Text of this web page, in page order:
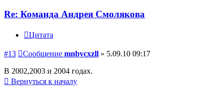
Re: Команда Андрея Смолякова
Цитата
#13 Сообщение mnbvcxzll » 5.09.10 09:17
В 2002,2003 и 2004 годах.
Вернуться к началу